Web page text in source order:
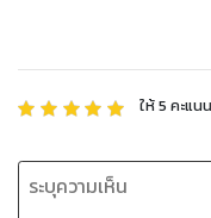
ให้5 คะแนน